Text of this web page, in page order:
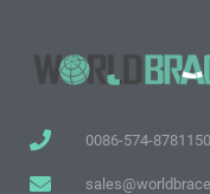
0086-574-